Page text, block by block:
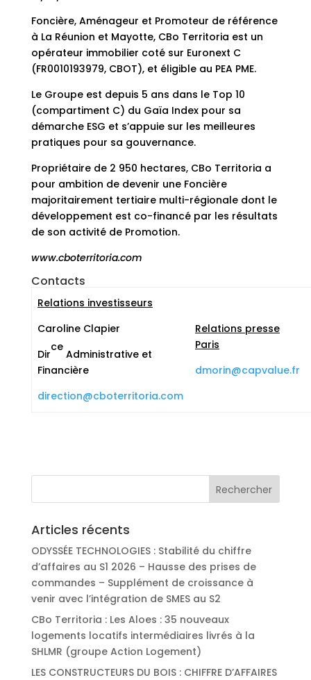
Foncière, Aménageur et Promoteur de référence
à La Réunion et Mayotte, CBo Territoria est un
opérateur immobilier coté sur Euronext C
(FR0010193979, CBOT), et éligible au PEA PME.
Le Groupe est depuis 5 ans dans le Top 10
(compartiment C) du Gaïa Index pour sa
démarche ESG et s’appuie sur les meilleures
pratiques pour sa gouvernance.
Propriétaire de 2 950 hectares, CBo Territoria a
pour ambition de devenir une Foncière
majoritairement tertiaire multi-régionale dont le
développement est co-financé par les résultats
de son activité de Promotion.
www.cboterritoria.com
Contacts
Relations investisseurs
Caroline Clapier
Dir
ce
Administrative et
Financière
direction@cboterritoria.com
Relations presse
Paris
dmorin@capvalue.fr
Articles récents
ODYSSÉE TECHNOLOGIES : Stabilité du chiffre
d’affaires au S1 2026 – Hausse des prises de
commandes – Supplément de croissance à
venir avec l’intégration de SMES au S2
CBo Territoria : Les Aloes : 35 nouveaux
logements locatifs intermédiaires livrés à la
SHLMR (groupe Action Logement)
LES CONSTRUCTEURS DU BOIS : CHIFFRE D’AFFAIRES